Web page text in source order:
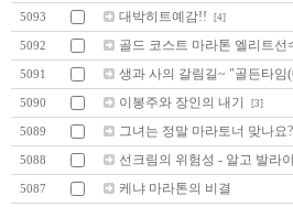
5093 대박히트예감!! [4]
5092 골드 코스트 마라톤 엘리트선
5091 생과 사의 갈림길~ "골든타임
5090 이봉주와 장인의 내기 [3]
5089 그녀는 정말 마라토너 맞나요?
5088 선크림의 위험성 - 알고 발라
5087 케냐 마라톤의 비결